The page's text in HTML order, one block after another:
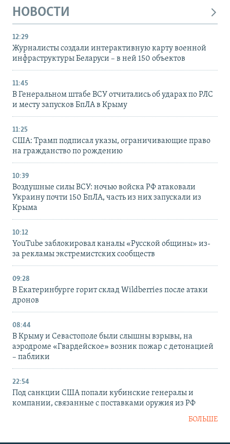
НОВОСТИ
12:29
Журналисты создали интерактивную карту военной
инфраструктуры Беларуси – в ней 150 объектов
11:45
В Генеральном штабе ВСУ отчитались об ударах по РЛС
и месту запусков БпЛА в Крыму
11:25
США: Трамп подписал указы, ограничивающие право
на гражданство по рождению
10:39
Воздушные силы ВСУ: ночью войска РФ атаковали
Украину почти 150 БпЛА, часть из них запускали из
Крыма
10:12
YouTube заблокировал каналы «Русской общины» из-
за рекламы экстремистских сообществ
09:28
В Екатеринбурге горит склад Wildberries после атаки
дронов
08:44
В Крыму и Севастополе были слышны взрывы, на
аэродроме «Гвардейское» возник пожар с детонацией
– паблики
22:54
Под санкции США попали кубинские генералы и
компании, связанные с поставками оружия из РФ
БОЛЬШЕ